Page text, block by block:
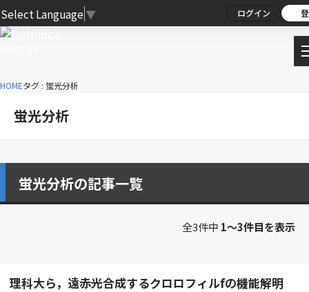
Select Language ▼ ログイン
HOMEタグ : 蛍光分析
蛍光分析
蛍光分析の記事一覧
全3件中 1〜3件目を表示
理科大ら，遠赤光合成するクロロフィルfの機能解明